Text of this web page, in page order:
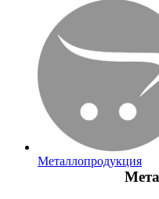
Металлопродукция